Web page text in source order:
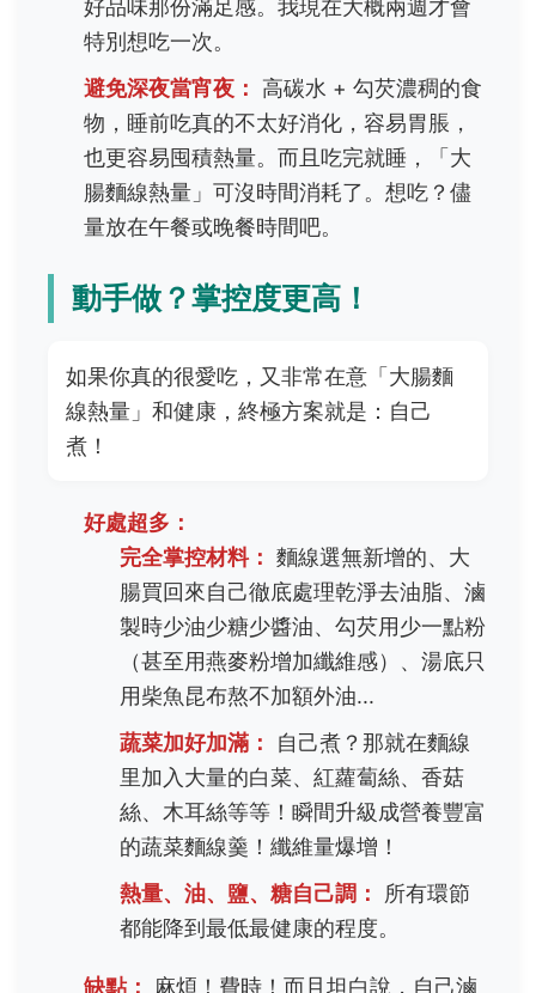
好品味那份滿足感。我現在大概兩週才會
特別想吃一次。
避免深夜當宵夜：
高碳水 + 勾芡濃稠的食
物，睡前吃真的不太好消化，容易胃脹，
也更容易囤積熱量。而且吃完就睡，「大
腸麵線熱量」可沒時間消耗了。想吃？儘
量放在午餐或晚餐時間吧。
動手做？掌控度更高！
如果你真的很愛吃，又非常在意「大腸麵
線熱量」和健康，終極方案就是：自己
煮！
好處超多：
完全掌控材料： 麵線選無新增的、大
腸買回來自己徹底處理乾淨去油脂、滷
製時少油少糖少醬油、勾芡用少一點粉
（甚至用燕麥粉增加纖維感）、湯底只
用柴魚昆布熬不加額外油...
蔬菜加好加滿：
自己煮？那就在麵線
里加入大量的白菜、紅蘿蔔絲、香菇
絲、木耳絲等等！瞬間升級成營養豐富
的蔬菜麵線羹！纖維量爆增！
熱量、油、鹽、糖自己調：
所有環節
都能降到最低最健康的程度。
缺點： 麻煩！費時！而且坦白說，自己滷